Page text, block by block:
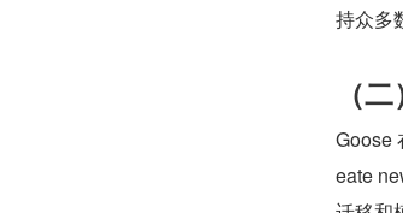
持众多
（
Goose
eate